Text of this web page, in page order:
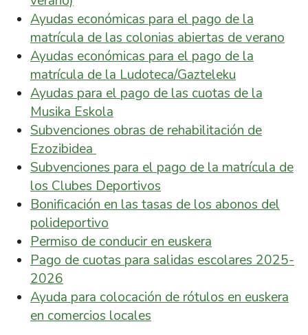
Ayudas económicas para el pago de la
matrícula de las colonias abiertas de verano
Ayudas económicas para el pago de la
matrícula de la Ludoteca/Gazteleku
Ayudas para el pago de las cuotas de la
Musika Eskola
Subvenciones obras de rehabilitación de
Ezozibidea
Subvenciones para el pago de la matrícula de
los Clubes Deportivos
Bonificación en las tasas de los abonos del
polideportivo
Permiso de conducir en euskera
Pago de cuotas para salidas escolares 2025-
2026
Ayuda para colocación de rótulos en euskera
en comercios locales